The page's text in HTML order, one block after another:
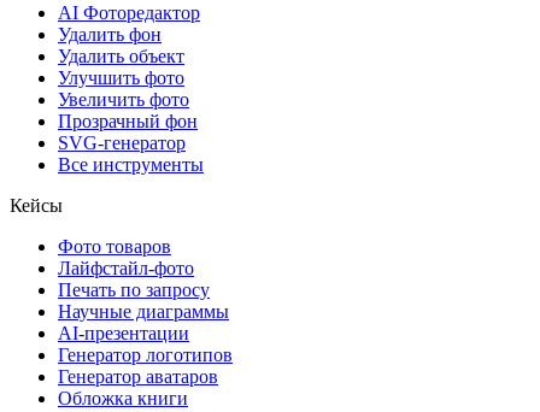
AI Фоторедактор
Удалить фон
Удалить объект
Улучшить фото
Увеличить фото
Прозрачный фон
SVG-генератор
Все инструменты
Кейсы
Фото товаров
Лайфстайл-фото
Печать по запросу
Научные диаграммы
AI-презентации
Генератор логотипов
Генератор аватаров
Обложка книги